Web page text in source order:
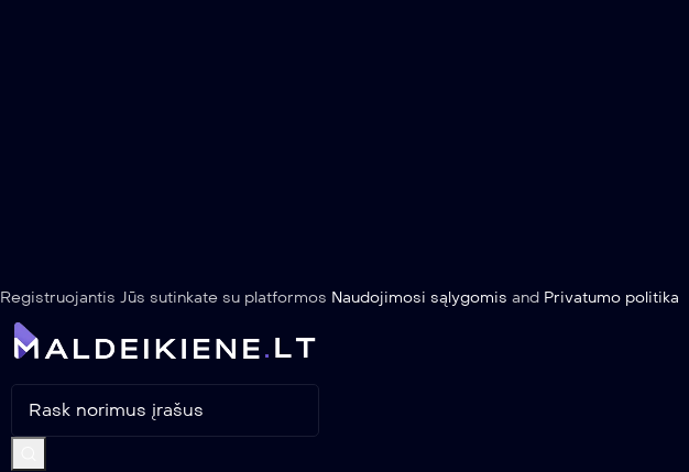
Registruojantis Jūs sutinkate su platformos Naudojimosi sąlygomis and Privatumo politika